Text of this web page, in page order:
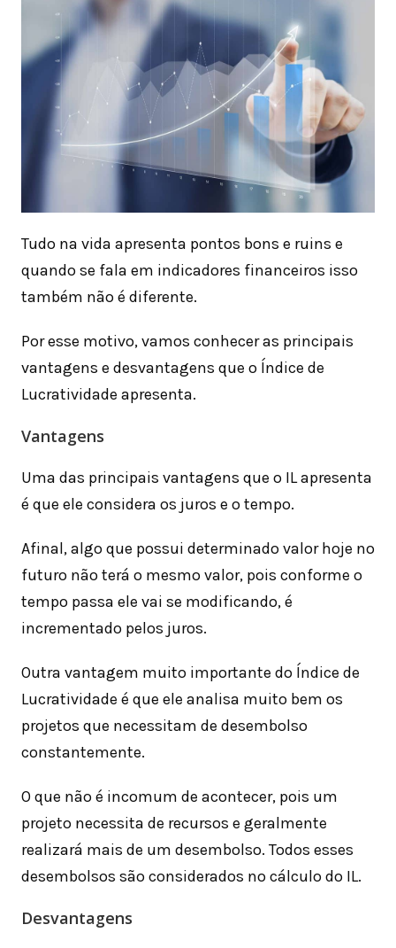
Tudo na vida apresenta pontos bons e ruins e
quando se fala em indicadores financeiros isso
também não é diferente.
Por esse motivo, vamos conhecer as principais
vantagens e desvantagens que o Índice de
Lucratividade apresenta.
Vantagens
Uma das principais vantagens que o IL apresenta
é que ele considera os juros e o tempo.
Afinal, algo que possui determinado valor hoje no
futuro não terá o mesmo valor, pois conforme o
tempo passa ele vai se modificando, é
incrementado pelos juros.
Outra vantagem muito importante do Índice de
Lucratividade é que ele analisa muito bem os
projetos que necessitam de desembolso
constantemente.
O que não é incomum de acontecer, pois um
projeto necessita de recursos e geralmente
realizará mais de um desembolso. Todos esses
desembolsos são considerados no cálculo do IL.
Desvantagens